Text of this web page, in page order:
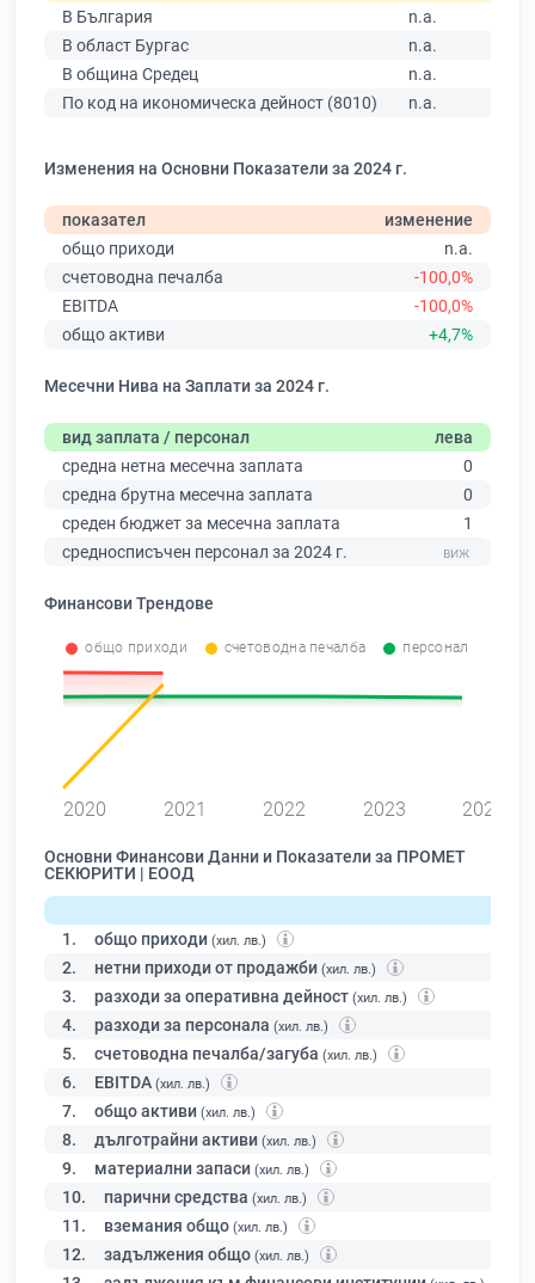
В България
n.a.
В област Бургас
n.a.
В община Средец
n.a.
По код на икономическа дейност (8010)
n.a.
Изменения на Основни Показатели за 2024 г.
показател
изменение
общо приходи
n.a.
счетоводна печалба
-100,0%
EBITDA
-100,0%
общо активи
+4,7%
Месечни Нива на Заплати за 2024 г.
вид заплата / персонал
лева
средна нетна месечна заплата
0
средна брутна месечна заплата
0
среден бюджет за месечна заплата
1
средносписъчен персонал за 2024 г.
Финансови Трендове
общо приходи счетоводна печалба персонал
2020 2021 2022 2023 2024
Основни Финансови Данни и Показатели за ПРОМЕТ
СЕКЮРИТИ | ЕООД
1. общо приходи (хил. лв.)
2. нетни приходи от продажби (хил. лв.)
3. разходи за оперативна дейност (хил. лв.)
4. разходи за персонала (хил. лв.)
5. счетоводна печалба/загуба (хил. лв.)
6. EBITDA (хил. лв.)
7. общо активи (хил. лв.)
8. дълготрайни активи (хил. лв.)
9. материални запаси (хил. лв.)
10. парични средства (хил. лв.)
11. вземания общо (хил. лв.)
12. задължения общо (хил. лв.)